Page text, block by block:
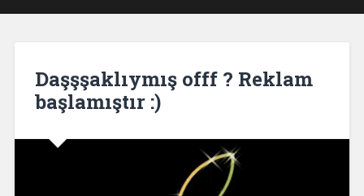
Daşşşaklıymış offf ? Reklam
başlamıştır :)